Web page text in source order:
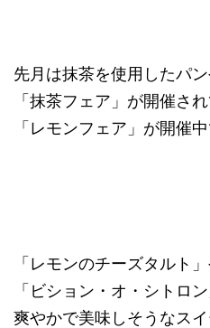
先月は抹茶を使用したパ
「抹茶フェア」が開催さ
「レモンフェア」が開催中
「レモンのチーズタルト
「ビション・オ・シトロ
爽やかで美味しそうなス